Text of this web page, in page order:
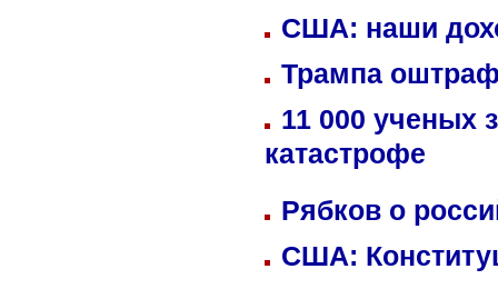
США: наши
Трампа
11 000 ученых
катастрофе
Рябков о
США: